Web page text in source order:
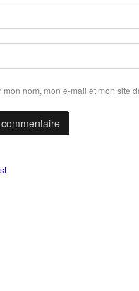
mon nom, mon e-mail et mon site